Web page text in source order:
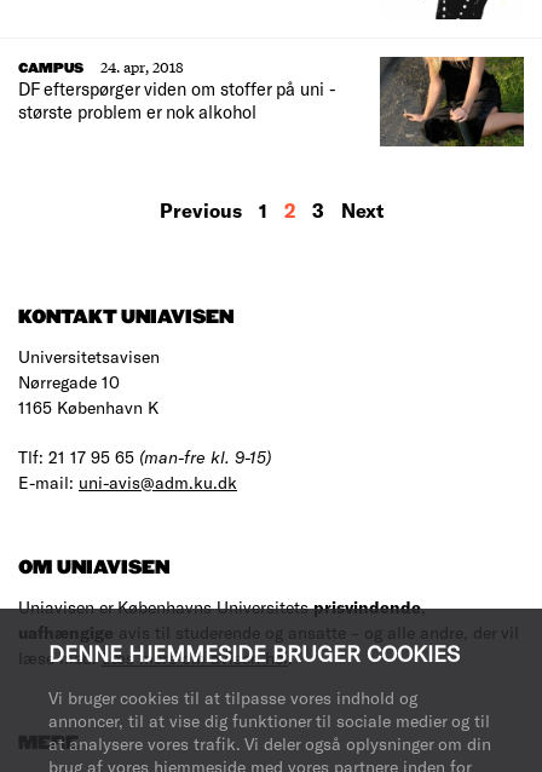
DENNE HJEMMESIDE BRUGER COOKIES
Vi bruger cookies til at tilpasse vores indhold og
annoncer, til at vise dig funktioner til sociale medier og til
at analysere vores trafik. Vi deler også oplysninger om din
brug af vores hjemmeside med vores partnere inden for
CAMPUS
24. apr, 2018
DF efterspørger viden om stoffer på uni -
største problem er nok alkohol
Previous 1 2 3 Next
KONTAKT UNIAVISEN
Universitetsavisen
Nørregade 10
1165 København K
Tlf: 21 17 95 65 (man-fre kl. 9-15)
E-mail: uni-avis@adm.ku.dk
OM UNIAVISEN
Uniavisen er Københavns Universitetsprisvindende,
uafhængige avis til studerende og ansatte – og alle andre, der vil
læse med.Læs mere om avisen her.
MERE